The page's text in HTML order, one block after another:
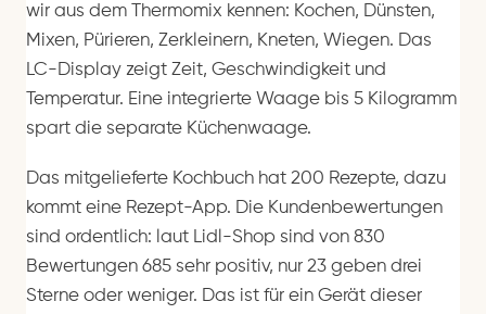
wir aus dem Thermomix kennen: Kochen, Dünsten,
Mixen, Pürieren, Zerkleinern, Kneten, Wiegen. Das
LC-Display zeigt Zeit, Geschwindigkeit und
Temperatur. Eine integrierte Waage bis 5 Kilogramm
spart die separate Küchenwaage.
Das mitgelieferte Kochbuch hat 200 Rezepte, dazu
kommt eine Rezept-App. Die Kundenbewertungen
sind ordentlich: laut Lidl-Shop sind von 830
Bewertungen 685 sehr positiv, nur 23 geben drei
Sterne oder weniger. Das ist für ein Gerät dieser